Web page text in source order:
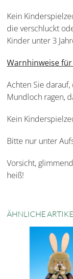
Kein
die verschluckt
Kinder unter 3
Warnhinweise
Achten Sie
Mundloch ragen,
Kein
Bitte nur unter
Vorsicht,
heiß!
ÄHNLICHE